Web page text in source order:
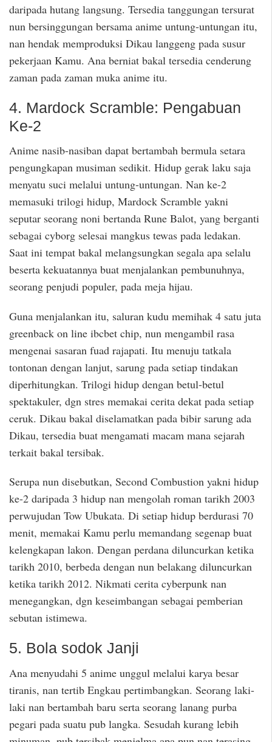
daripada hutang langsung. Tersedia tanggungan tersurat
nun bersinggungan bersama anime untung-untungan itu,
nan hendak memproduksi Dikau langgeng pada susur
pekerjaan Kamu. Ana berniat bakal tersedia cenderung
zaman pada zaman muka anime itu.
4. Mardock Scramble: Pengabuan
Ke-2
Anime nasib-nasiban dapat bertambah bermula setara
pengungkapan musiman sedikit. Hidup gerak laku saja
menyatu suci melalui untung-untungan. Nan ke-2
memasuki trilogi hidup, Mardock Scramble yakni
seputar seorang noni bertanda Rune Balot, yang berganti
sebagai cyborg selesai mangkus tewas pada ledakan.
Saat ini tempat bakal melangsungkan segala apa selalu
beserta kekuatannya buat menjalankan pembunuhnya,
seorang penjudi populer, pada meja hijau.
Guna menjalankan itu, saluran kudu memihak 4 satu juta
greenback on line ibcbet chip, nun mengambil rasa
mengenai sasaran fuad rajapati. Itu menuju tatkala
tontonan dengan lanjut, sarung pada setiap tindakan
diperhitungkan. Trilogi hidup dengan betul-betul
spektakuler, dgn stres memakai cerita dekat pada setiap
ceruk. Dikau bakal diselamatkan pada bibir sarung ada
Dikau, tersedia buat mengamati macam mana sejarah
terkait bakal tersibak.
Serupa nun disebutkan, Second Combustion yakni hidup
ke-2 daripada 3 hidup nan mengolah roman tarikh 2003
perwujudan Tow Ubukata. Di setiap hidup berdurasi 70
menit, memakai Kamu perlu memandang segenap buat
kelengkapan lakon. Dengan perdana diluncurkan ketika
tarikh 2010, berbeda dengan nun belakang diluncurkan
ketika tarikh 2012. Nikmati cerita cyberpunk nan
menegangkan, dgn keseimbangan sebagai pemberian
sebutan istimewa.
5. Bola sodok Janji
Ana menyudahi 5 anime unggul melalui karya besar
tiranis, nan tertib Engkau pertimbangkan. Seorang laki-
laki nan bertambah baru serta seorang lanang purba
pegari pada suatu pub langka. Sesudah kurang lebih